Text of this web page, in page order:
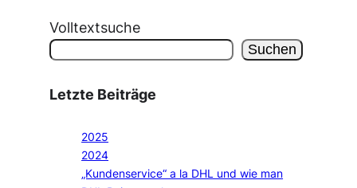
Volltextsuche
Suchen
Letzte Beiträge
2025
2024
„Kundenservice“ a la DHL und wie man